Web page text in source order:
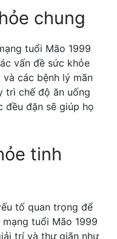
chung
tuổi Mão 1999
vấn đề sức khỏe
các bệnh lý mãn
trì chế độ ăn uống
đều đặn sẽ giúp họ
tinh
tố quan trọng để
tuổi Mão 1999
trí và thư giãn như